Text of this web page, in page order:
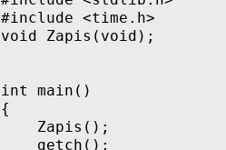
#include <time.h>
void Zapis(void);
int main()
{
Zapis();
getch();